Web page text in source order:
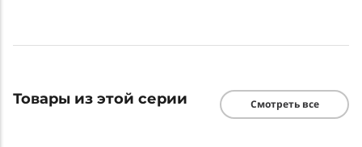
Товары из этой серии Смотреть все